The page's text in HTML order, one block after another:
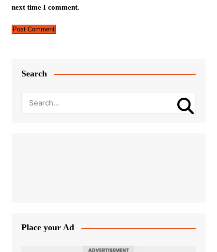
next time I comment.
Search
Place your Ad